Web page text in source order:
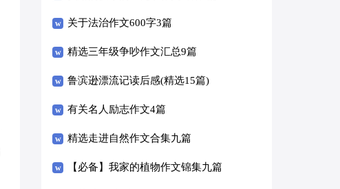
关于法治作文600字3篇
精选三年级争吵作文汇总9篇
鲁滨逊漂流记读后感(精选15篇)
有关名人励志作文4篇
精选走进自然作文合集九篇
【必备】我家的植物作文锦集九篇